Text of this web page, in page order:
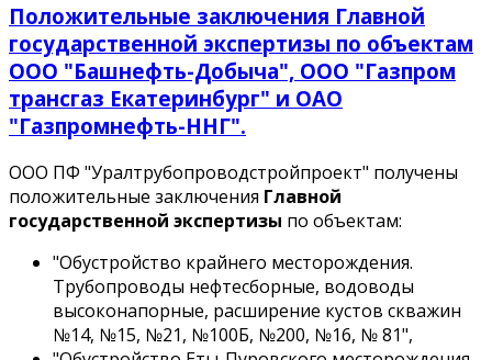
Положительные заключения Главной
государственной экспертизы по объектам
ООО "Башнефть-Добыча", ООО "Газпром
трансгаз Екатеринбург" и ОАО
"Газпромнефть-ННГ".
ООО ПФ "Уралтрубопроводстройпроект" получены
положительные заключения Главной
государственной экспертизы по объектам:
"Обустройство крайнего месторождения.
Трубопроводы нефтесборные, водоводы
высоконапорные, расширение кустов скважин
№14, №15, №21, №100Б, №200, №16, № 81",